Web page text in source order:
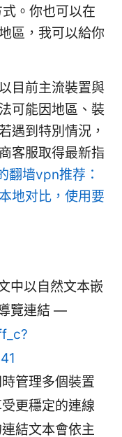
。你也可以在
區，我可以給你
目前主流裝置與
可能因地區、裝
遇到特別情況，
客服取得最新指
翻墙vpn推荐：
地对比，使用要
中以自然文本嵌
覽連結 —
管理多個裝置
更穩定的連線
結文本會依主